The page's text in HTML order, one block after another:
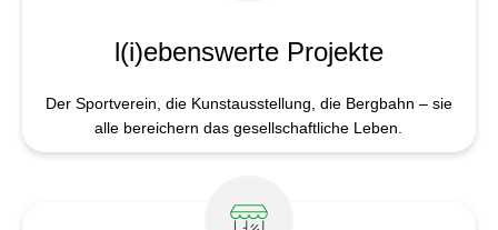
l(i)ebens­werte Projekte
Der Sportverein, die Kunstausstellung, die Bergbahn – sie
alle bereichern das gesellschaftliche Leben.